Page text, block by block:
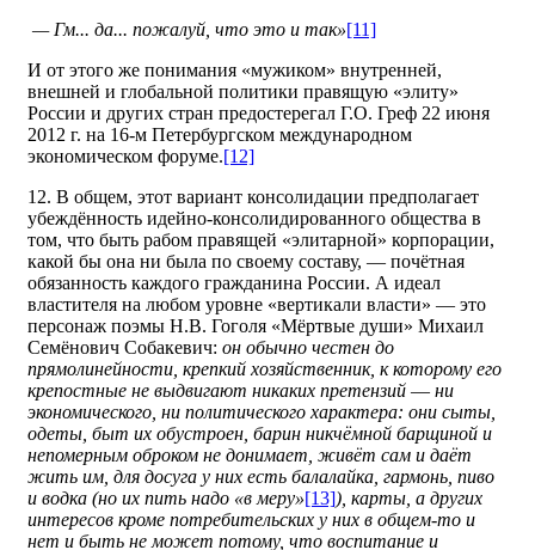
— Гм... да... пожалуй, что это и так»[11]
И от этого же понимания «мужиком» внутренней,
внешней и глобальной политики правящую «элиту»
России и других стран предостерегал Г.О. Греф 22 июня
2012 г. на 16‑м Петербургском международном
экономическом форуме.[12]
12. В общем, этот вариант консолидации предполагает
убеждённость идейно-консолиди­рован­ного общества в
том, что быть рабом правящей «элитарной» корпорации,
какой бы она ни была по своему составу, — почётная
обязанность каждого гражданина России. А идеал
властителя на любом уровне «вертикали власти» — это
персонаж поэмы Н.В. Гоголя «Мёртвые души» Михаил
Семёнович Собакевич: он обычно честен до
прямолинейности, крепкий хозяйственник, к которому его
крепостные не выдвигают никаких претензий — ни
экономического, ни политического характера: они сыты,
одеты, быт их обустроен, барин никчёмной барщиной и
непомерным оброком не донимает, живёт сам и даёт
жить им, для досуга у них есть балалайка, гармонь, пиво
и водка (но их пить надо «в меру»[13]), карты, а других
интересов кроме потребительских у них в общем-то и
нет и быть не может потому, что воспитание и